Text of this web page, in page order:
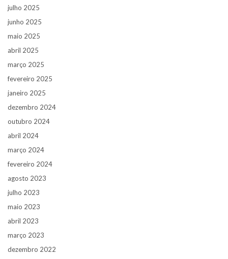
julho 2025
junho 2025
maio 2025
abril 2025
março 2025
fevereiro 2025
janeiro 2025
dezembro 2024
outubro 2024
abril 2024
março 2024
fevereiro 2024
agosto 2023
julho 2023
maio 2023
abril 2023
março 2023
dezembro 2022